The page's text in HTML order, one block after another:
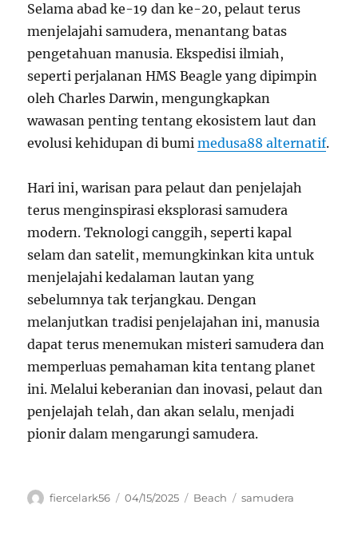
Selama abad ke-19 dan ke-20, pelaut terus
menjelajahi samudera, menantang batas
pengetahuan manusia. Ekspedisi ilmiah,
seperti perjalanan HMS Beagle yang dipimpin
oleh Charles Darwin, mengungkapkan
wawasan penting tentang ekosistem laut dan
evolusi kehidupan di bumimedusa88 alternatif.
Hari ini, warisan para pelaut dan penjelajah
terus menginspirasi eksplorasi samudera
modern. Teknologi canggih, seperti kapal
selam dan satelit, memungkinkan kita untuk
menjelajahi kedalaman lautan yang
sebelumnya tak terjangkau. Dengan
melanjutkan tradisi penjelajahan ini, manusia
dapat terus menemukan misteri samudera dan
memperluas pemahaman kita tentang planet
ini. Melalui keberanian dan inovasi, pelaut dan
penjelajah telah, dan akan selalu, menjadi
pionir dalam mengarungi samudera.
Author
fiercelark56
Posted
04/15/2025 Categories
Beach Tags
samudera